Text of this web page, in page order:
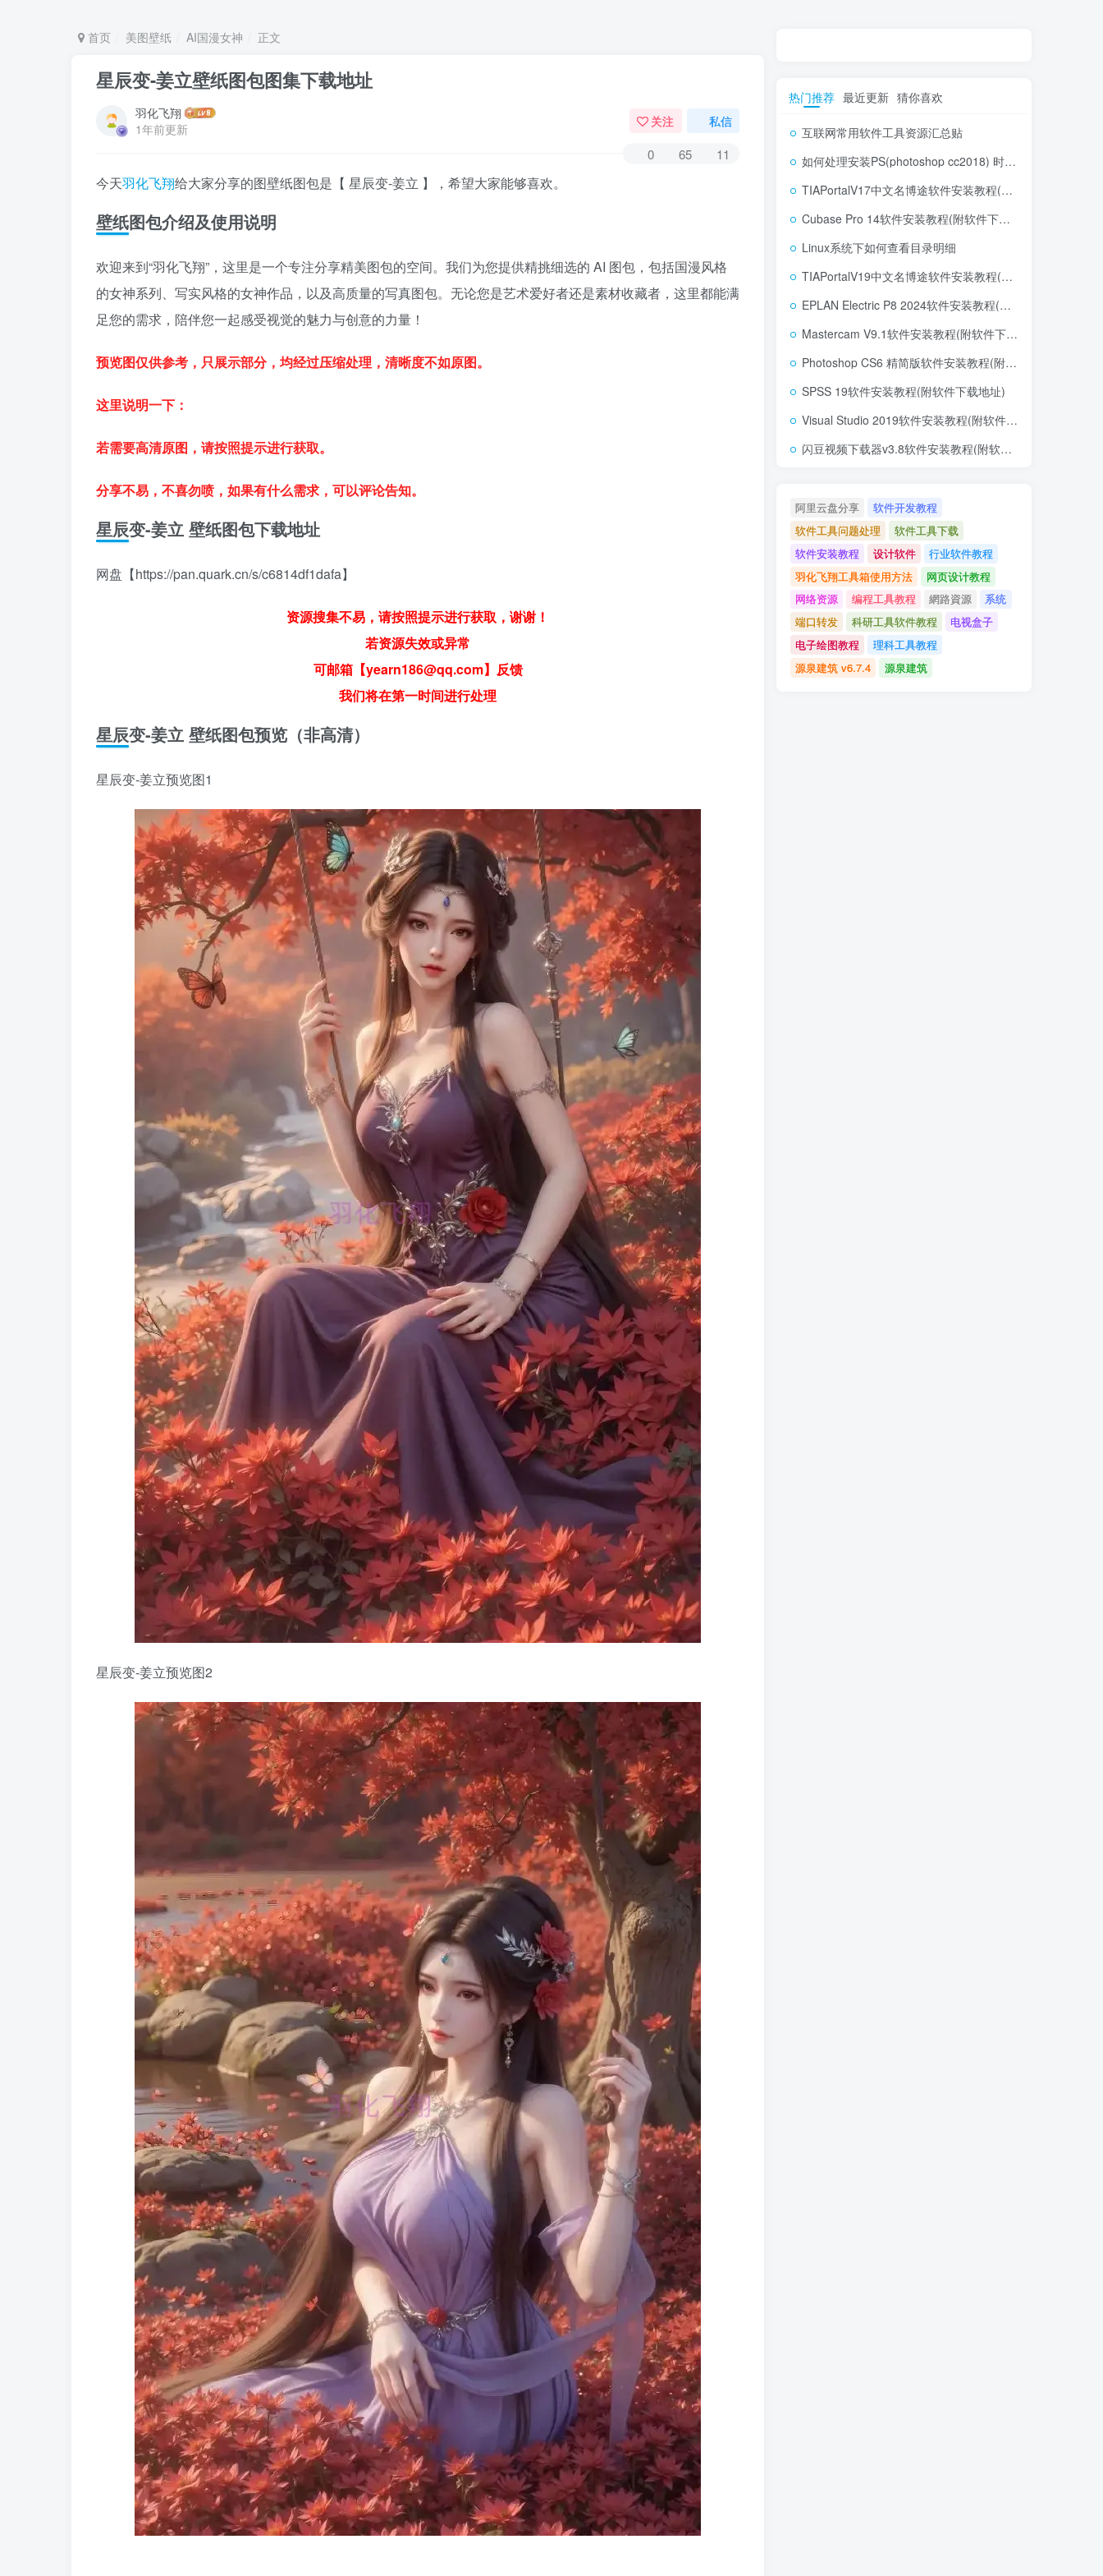
首页 美图壁纸 AI国漫女神 正文
星辰变-姜立壁纸图包图集下载地址
羽化飞翔
1年前更新
关注 私信
0 65 11
今天羽化飞翔给大家分享的图壁纸图包是【 星辰变-姜立 】，希望大家能够喜欢。
壁纸图包介绍及使用说明
欢迎来到“羽化飞翔”，这里是一个专注分享精美图包的空间。我们为您提供精挑细选的 AI 图包，包括国漫风格
的女神系列、写实风格的女神作品，以及高质量的写真图包。无论您是艺术爱好者还是素材收藏者，这里都能满
足您的需求，陪伴您一起感受视觉的魅力与创意的力量！
预览图仅供参考，只展示部分，均经过压缩处理，清晰度不如原图。
这里说明一下：
若需要高清原图，请按照提示进行获取。
分享不易，不喜勿喷，如果有什么需求，可以评论告知。
星辰变-姜立 壁纸图包下载地址
网盘【https://pan.quark.cn/s/c6814df1dafa】
资源搜集不易，请按照提示进行获取，谢谢！
若资源失效或异常
可邮箱【yearn186@qq.com】反馈
我们将在第一时间进行处理
星辰变-姜立 壁纸图包预览（非高清）
星辰变-姜立预览图1
星辰变-姜立预览图2
热门推荐 最近更新 猜你喜欢
互联网常用软件工具资源汇总贴
如何处理安装PS(photoshop cc2018) 时，提示系统或者IE浏览器需要升级
TIAPortalV17中文名博途软件安装教程(附软件下载地址)
Cubase Pro 14软件安装教程(附软件下载地址)
Linux系统下如何查看目录明细
TIAPortalV19中文名博途软件安装教程(附软件下载地址)
EPLAN Electric P8 2024软件安装教程(附软件下载地址)
Mastercam V9.1软件安装教程(附软件下载地址)
Photoshop CS6 精简版软件安装教程(附软件下载地址)
SPSS 19软件安装教程(附软件下载地址)
Visual Studio 2019软件安装教程(附软件下载地址)
闪豆视频下载器v3.8软件安装教程(附软件下载地址)
阿里云盘分享
软件开发教程
软件工具问题处理
软件工具下载
软件安装教程
设计软件
行业软件教程
羽化飞翔工具箱使用方法
网页设计教程
网络资源
编程工具教程 網路資源
系统
端口转发
科研工具软件教程
电视盒子
电子绘图教程
理科工具教程
源泉建筑 v6.7.4
源泉建筑